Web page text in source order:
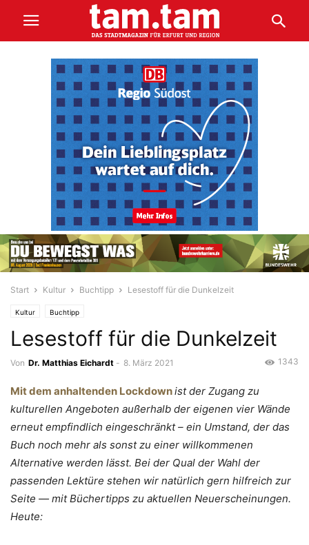
Start Kultur Buchtipp Lesestoff für die Dunkelzeit
Kultur Buchtipp
Lesestoff für die Dunkelzeit
Von Dr. Matthias Eichardt - 8. März 2021 1343
Mit dem anhaltenden Lockdownist der Zugang zu
kulturellen Angeboten außerhalb der eigenen vier Wände
erneut empfindlich eingeschränkt – ein Umstand, der das
Buch noch mehr als sonst zu einer willkommenen
Alternative werden lässt. Bei der Qual der Wahl der
passenden Lektüre stehen wir natürlich gern hilfreich zur
Seite — mit Büchertipps zu aktuellen Neuerscheinungen.
Heute: